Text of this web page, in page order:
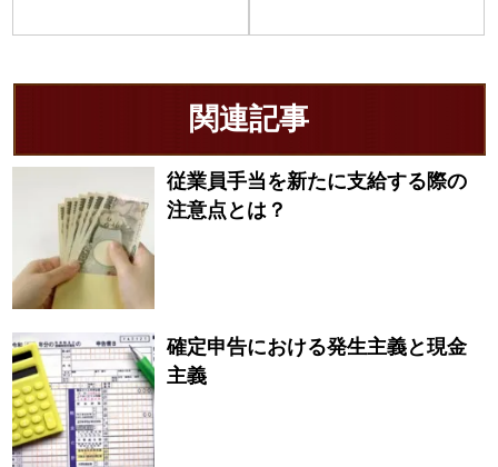
関連記事
従業員手当を新たに支給する際の
注意点とは？
確定申告における発生主義と現金
主義